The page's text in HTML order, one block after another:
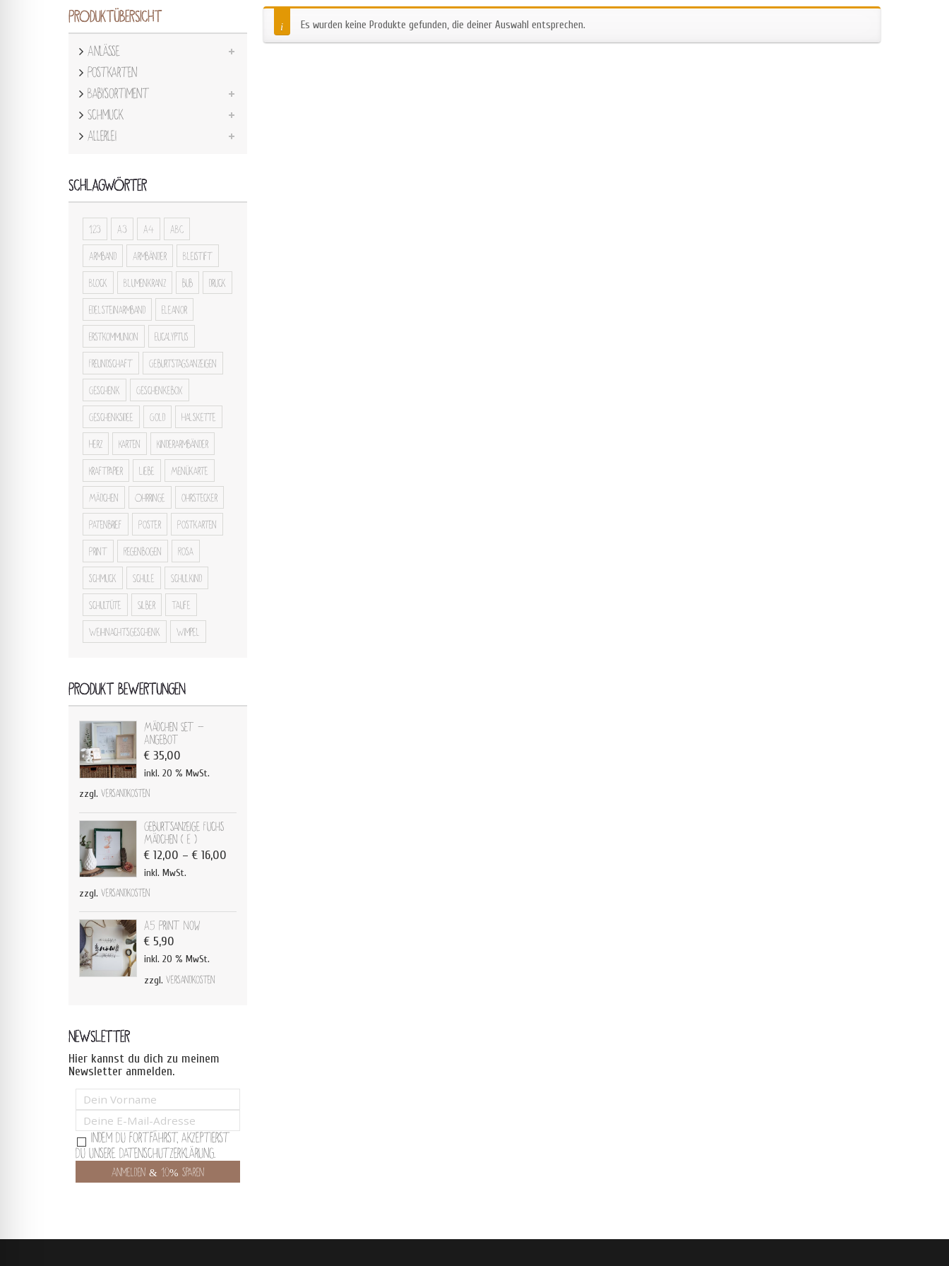
Es wurden keine Produkte gefunden, die deiner Auswahl entsprechen.
PRODUKTÜBERSICHT
Anlässe
Postkarten
Babysortiment
Schmuck
Allerlei
SCHLAGWÖRTER
123 A3 A4 ABC
Armband Armbänder Bleistift
Block Blumenkranz bub druck
Edelsteinarmband Eleanor
Erstkommunion Eucalyptus
Freundschaft Geburtstagsanzeigen
Geschenk Geschenkebox
Geschenksidee Gold Halskette
Herz Karten Kinderarmbänder
Kraftpapier Liebe Menükarte
Mädchen Ohrringe ohrstecker
Patenbrief Poster Postkarten
Print Regenbogen Rosa
schmuck Schule Schulkind
Schultüte Silber Taufe
Weihnachtsgeschenk Wimpel
PRODUKT BEWERTUNGEN
Mädchen Set -
Angebot
€35,00
inkl. 20 % MwSt.
zzgl. Versandkosten
Geburtsanzeige Fuchs
Mädchen ( E )
€12,00 –€16,00
inkl. MwSt.
zzgl. Versandkosten
A5 Print Now
€5,90
inkl. 20 % MwSt.
zzgl. Versandkosten
NEWSLETTER
Hier kannst du dich zu meinem
Newsletter anmelden.
Indem Du fortfährst, akzeptierst
Du unsere Datenschutzerklärung.